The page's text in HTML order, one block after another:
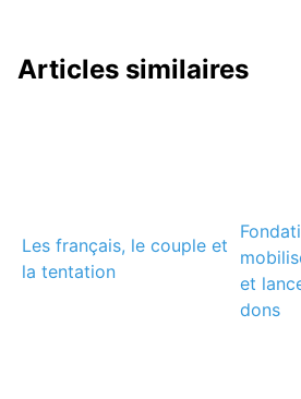
Articles similaires
Les français, le couple et
la tentation
et
dons